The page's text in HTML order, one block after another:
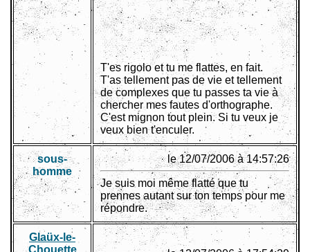
T'es rigolo et tu me flattes, en fait.
T'as tellement pas de vie et tellement
de complexes que tu passes ta vie à
chercher mes fautes d'orthographe.
C'est mignon tout plein. Si tu veux je
veux bien t'enculer.
sous-
homme
le 12/07/2006 à 14:57:26
Je suis moi même flatté que tu
prennes autant sur ton temps pour me
répondre.
Glaüx-le-